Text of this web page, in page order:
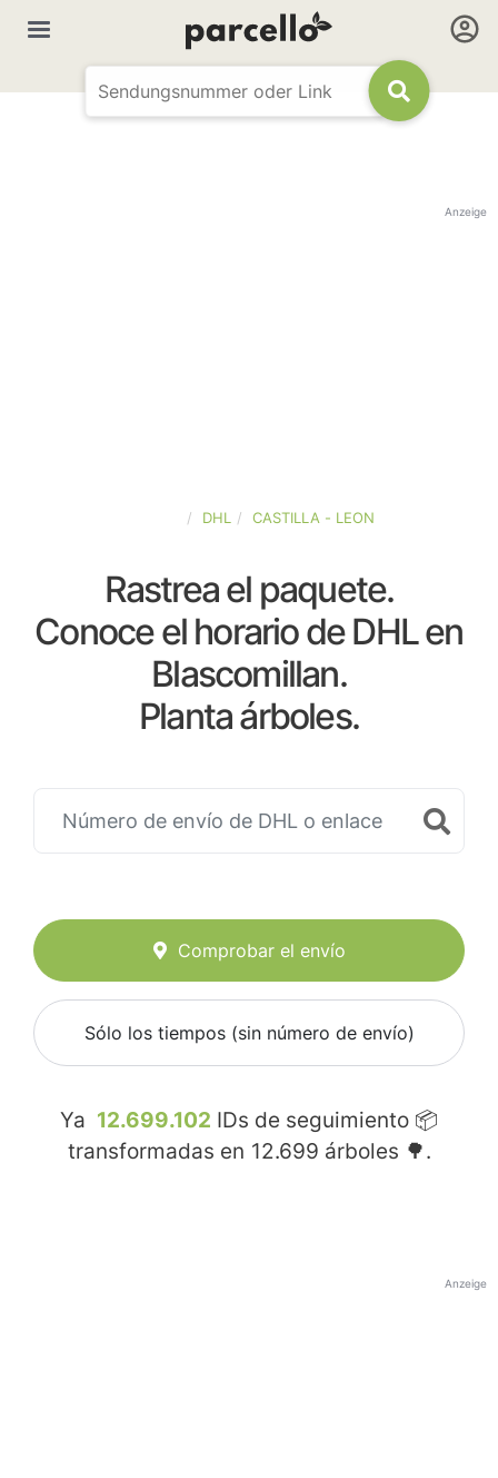
Anzeige
DHL CASTILLA - LEON
Rastrea el paquete.
Conoce el horario de DHL en
Blascomillan.
Planta árboles.
Comprobar el envío
Sólo los tiempos (sin número de envío)
Ya 12.699.102 IDs de seguimiento 📦
transformadas en 12.699 árboles 🌳.
Anzeige